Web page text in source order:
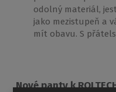
odolný materiál,
jako mezistupeň a
mít obavu. S
Nové panty k